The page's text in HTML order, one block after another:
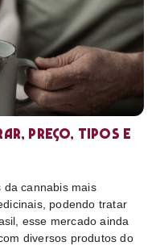
preço, tipos e
da cannabis mais
podendo tratar
esse mercado ainda
diversos produtos do